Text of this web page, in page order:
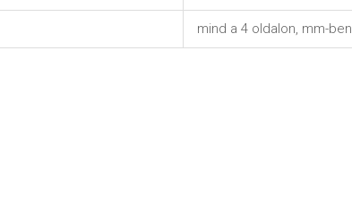
mind a 4 oldalon, mm-ben